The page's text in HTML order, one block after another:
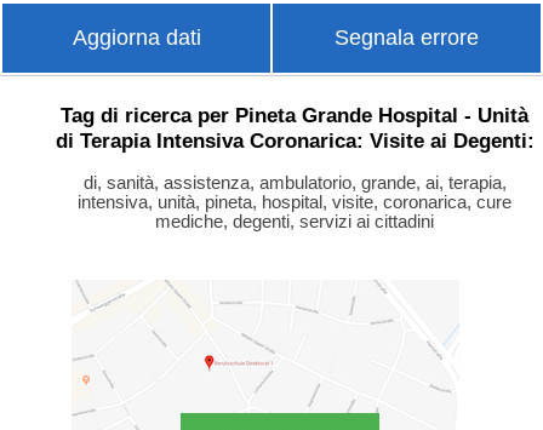
Aggiorna dati Segnala errore
Tag di ricerca per Pineta Grande Hospital - Unità
di Terapia Intensiva Coronarica: Visite ai Degenti:
di, sanità, assistenza, ambulatorio, grande, ai, terapia,
intensiva, unità, pineta, hospital, visite, coronarica, cure
mediche, degenti, servizi ai cittadini